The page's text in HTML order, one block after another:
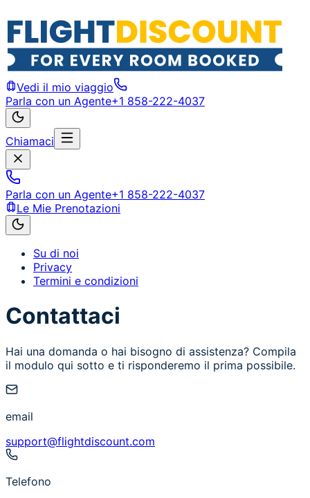
Vedi il mio viaggio
Parla con un Agente+1 858-222-4037
Chiamaci
Parla con un Agente+1 858-222-4037
Le Mie Prenotazioni
Su di noi
Privacy
Termini e condizioni
Contattaci
Hai una domanda o hai bisogno di assistenza? Compila
il modulo qui sotto e ti risponderemo il prima possibile.
email
support@flightdiscount.com
Telefono